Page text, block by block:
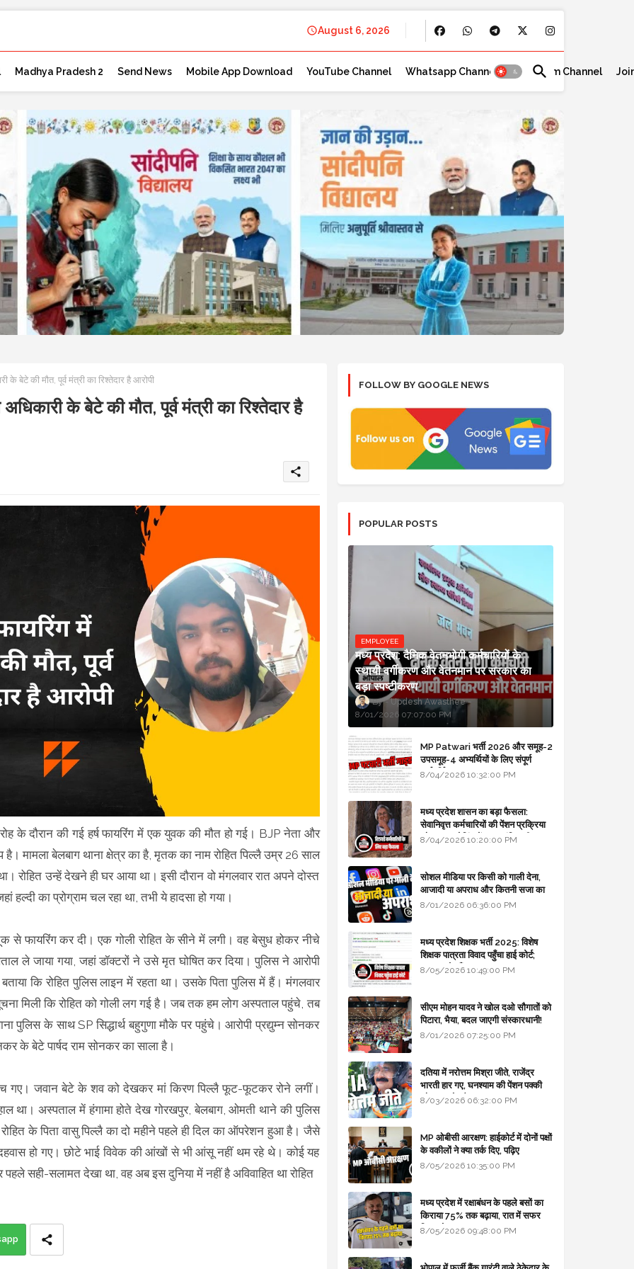
August 6, 2026
Madhya Pradesh 2 Send News Mobile App Download YouTube Channel Whatsapp Channel Telegram Channel
बेटे की मौत, पूर्व मंत्री का रिश्तेदार है आरोपी
के बेटे की मौत, पूर्व मंत्री का रिश्तेदार है
share
के दौरान की गई हर्ष फायरिंग में एक युवक की मौत हो गई। BJP नेता और
मामला बेलबाग थाना क्षेत्र का है, मृतक का नाम रोहित पिल्लै उम्र 26 साल
उन्हें देखने ही घर आया था। इसी दौरान वो मंगलवार रात अपने दोस्त
हल्दी का प्रोग्राम चल रहा था, तभी ये हादसा हो गया।
से फायरिंग कर दी। एक गोली रोहित के सीने में लगी। वह बेसुध होकर नीचे
ले जाया गया, जहां डॉक्टरों ने उसे मृत घोषित कर दिया। पुलिस ने आरोपी
कि रोहित पुलिस लाइन में रहता था। उसके पिता पुलिस में हैं। मंगलवार
मिली कि रोहित को गोली लग गई है। जब तक हम लोग अस्पताल पहुंचे, तब
पुलिस के साथ SP सिद्धार्थ बहुगुणा मौके पर पहुंचे। आरोपी प्रद्युम्न सोनकर
के बेटे पार्षद राम सोनकर का साला है।
गए। जवान बेटे के शव को देखकर मां किरण पिल्लै फूट-फूटकर रोने लगीं।
था। अस्पताल में हंगामा होते देख गोरखपुर, बेलबाग, ओमती थाने की पुलिस
रोहित के पिता वासु पिल्लै का दो महीने पहले ही दिल का ऑपरेशन हुआ है। जैसे
हो गए। छोटे भाई विवेक की आंखों से भी आंसू नहीं थम रहे थे। कोई यह
सही-सलामत देखा था, वह अब इस दुनिया में नहीं है अविवाहित था रोहित
FOLLOW BY GOOGLE NEWS
POPULAR POSTS
EMPLOYEE
मध्य प्रदेश: दैनिक वेतनभोगी कर्मचारियों के
स्थायी वर्गीकरण और वेतनमान पर सरकार का
बड़ा स्पष्टीकरण
Updesh Awasthee
8/01/2026 07:07:00 PM
MP Patwari भर्ती 2026 और समूह-2
उपसमूह-4 अभ्यर्थियों के लिए संपूर्ण
मार्गदर्शिका
8/04/2026 10:32:00 PM
मध्य प्रदेश शासन का बड़ा फैसला:
सेवानिवृत्त कर्मचारियों की पेंशन प्रक्रिया
और बजट कोडिंग में हुए क्रांतिकारी
8/04/2026 10:20:00 PM
सोशल मीडिया पर किसी को गाली देना,
आजादी या अपराध और कितनी सजा का
प्रावधान - free legal advice
8/01/2026 06:36:00 PM
मध्य प्रदेश शिक्षक भर्ती 2025: विशेष
शिक्षक पात्रता विवाद पहुँचा हाई कोर्ट;
सरकार से माँगा जवाब
8/05/2026 10:49:00 PM
सीएम मोहन यादव ने खोल दओ सौगातों को
पिटारा, भैया, बदल जाएगी संस्कारधानी!
8/01/2026 07:25:00 PM
दतिया में नरोत्तम मिश्रा जीते, राजेंद्र
भारती हार गए, घनश्याम की पेंशन पक्की
और आशुतोष बैक टू...
8/03/2026 06:32:00 PM
MP ओबीसी आरक्षण: हाईकोर्ट में दोनों पक्षों
के वकीलों ने क्या तर्क दिए, पढ़िए
8/05/2026 10:35:00 PM
मध्य प्रदेश में रक्षाबंधन के पहले बसों का
किराया 75% तक बढ़ाया, रात में सफर
किया तो 10% एक्स्ट्रा
8/05/2026 09:48:00 PM